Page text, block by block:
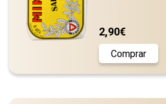
2,90€
Comprar